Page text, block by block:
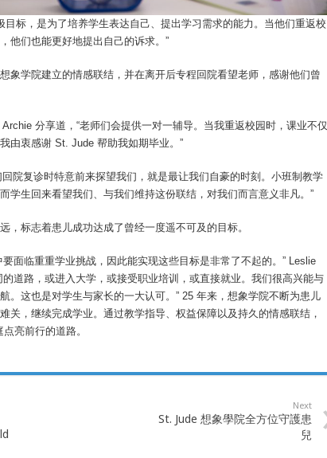
目标，是为了培养学生表达自己、提出学习需求的能力。当他们重返校
他们也能更好地提出自己的诉求。”
象学院建立的情感联结，并在离开后专程回院看望老师，感谢他们曾
分享道，“老师们会提供一对一辅导。当我重返校园时，课业不仅
由衷感谢 St. Jude 帮助我如期毕业。”
院复诊时特意前来探望我们，就是最让我们自豪的时刻。小班制教学
学生回来看望我们、与我们维持这份联结，对我们而言意义非凡。”
，标志着患儿成功达成了曾经一度遥不可及的目标。
面临重重学业挑战，因此能实现这些目标是非常了不起的。” Leslie
道路，或进入大学，或接受职业培训，或直接就业。我们很高兴能与
。这也是对学生与家长的一大认可。” 25 年来，想象学院不断为患儿
关，继续完成学业。通过教学指导、权益保障以及持久的情感联结，
亮前行的道路。
Next
St. Jude 想象學院全方位守護患
兒